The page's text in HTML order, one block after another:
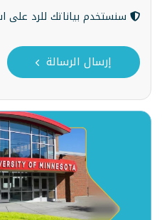
سنستخدم بياناتك للرد
إرسال الرسالة